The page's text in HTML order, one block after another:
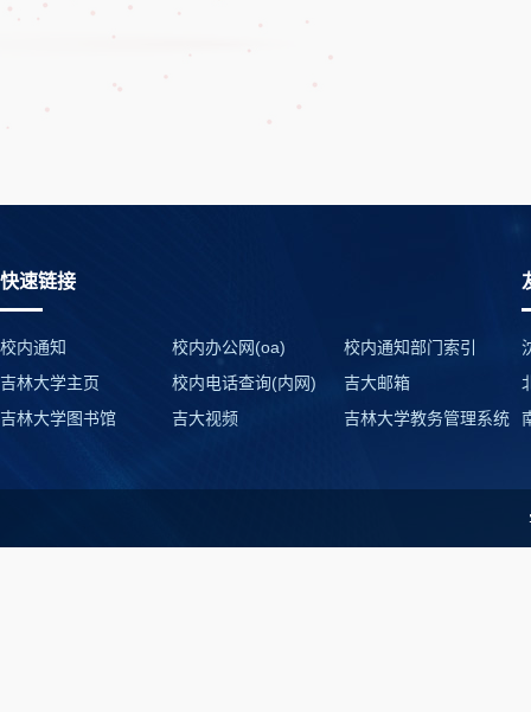
快速链接
校内通知 校内办公网(oa)
校内通知部门索引
吉林大学主页
校内电话查询(内网)
吉大邮箱
吉林大学图书馆
吉大视频 吉林大学教务管理系统